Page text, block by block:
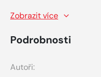
Zobrazit více
Podrobnosti
Autoři: